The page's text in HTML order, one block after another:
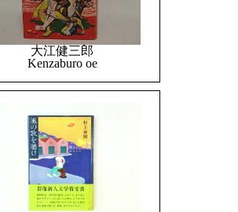
大江健三郎
Kenzaburo oe